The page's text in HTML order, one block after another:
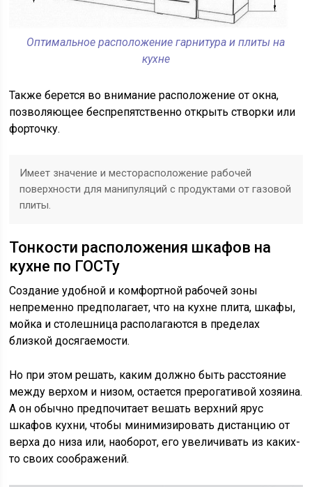
Оптимальное расположение гарнитура и плиты на
кухне
Также берется во внимание расположение от окна,
позволяющее беспрепятственно открыть створки или
форточку.
Имеет значение и месторасположение рабочей
поверхности для манипуляций с продуктами от газовой
плиты.
Тонкости расположения шкафов на
кухне по ГОСТу
Создание удобной и комфортной рабочей зоны
непременно предполагает, что на кухне плита, шкафы,
мойка и столешница располагаются в пределах
близкой досягаемости.
Но при этом решать, каким должно быть расстояние
между верхом и низом, остается прерогативой хозяина.
А он обычно предпочитает вешать верхний ярус
шкафов кухни, чтобы минимизировать дистанцию от
верха до низа или, наоборот, его увеличивать из каких-
то своих соображений.